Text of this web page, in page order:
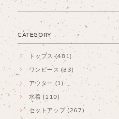
CATEGORY
トップス (481)
ワンピース (33)
アウター (1)
水着 (110)
セットアップ (267)